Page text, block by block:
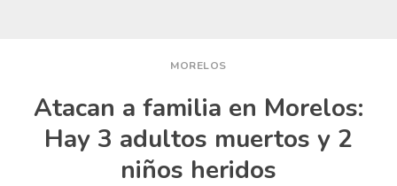
MORELOS
Atacan a familia en Morelos:
Hay 3 adultos muertos y 2
niños heridos